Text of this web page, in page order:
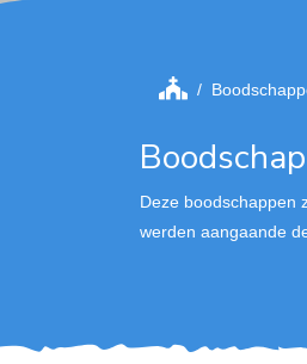
Deze boodschappen
werden aangaande